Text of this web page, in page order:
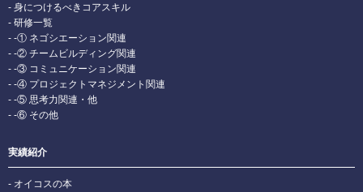
身につけるべきコアスキル
研修一覧
-① ネゴシエーション関連
-② チームビルディング関連
-③ コミュニケーション関連
-④ プロジェクトマネジメント関連
-⑤ 思考力関連・他
-⑥ その他
実績紹介
オイコスの本